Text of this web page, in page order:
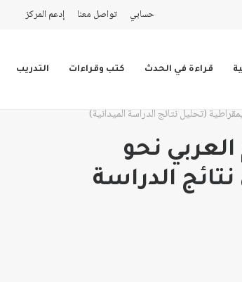
حسابي تواصل معنا إدعم المركز
قراءة في الحدث كتب وقراءات التدريب
(تحليل نتائج الدراسة الميدانية)
العربي نحو
الدراسة